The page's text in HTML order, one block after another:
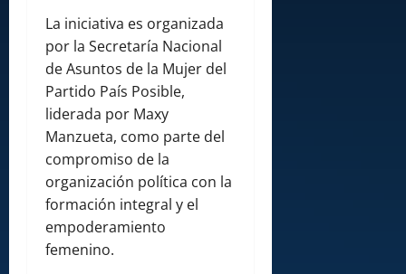
La iniciativa es organizada
por la Secretaría Nacional
de Asuntos de la Mujer del
Partido País Posible,
liderada por Maxy
Manzueta, como parte del
compromiso de la
organización política con la
formación integral y el
empoderamiento
femenino.